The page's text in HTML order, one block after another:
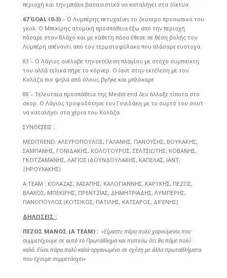
περιοχή και την μπάλα βασανιστικά να καταλήγει στα δίκτυα
67΄GOAL(0-3)– Ο Λυμπέρης πετυχαίνει το δεύτερο προσωπικό του
γκολ. Ο Μπεκίρης ατομική προσπάθεια έξω από την περιοχή
πάσαρε στον Βλάχο και με κάθετη πάσα έθεσε σε θέση βολής τον
Λυμπέρη απέναντι από τον τερματοφύλακα που πλάσαρε ευστοχα
83΄ – Ο Λάγιος ανέλαβε την εκτέλεση πλαγίου με στόχο συμπαίκτη
του αλλά τελικά πήρε το κόρνερ. Ο Ιαντ στην εκτέλεση με τον
Κολάζα πιο ψηλά από όλους βγήκε και μπλόκαρε
88΄ – Τελευταία προσπάθεια της Meditrend δεν άλλαξε τίποτα στο
σκορ. Ο Λάγιος τροφοδότησε τον Γονιδάκη με το συρτό του σουτ
να καταλήγει στα χέρια του Κολάζα
ΣΥΝΘΕΣΕΙΣ :
MEDITREND: ΑΛΕΥΡΟΠΟΥΛΟΣ, ΓΑΛΑΝΗΣ, ΠΑΝΟΥΣΗΣ, ΒΟΥΚΑΚΗΣ,
ΣΑΜΠΑΝΗΣ, ΓΟΝΙΔΑΚΗΣ, ΚΟΛΟΤΟΥΡΟΣ, ΣΕΛΤΣΙΩΤΗΣ, ΚΟΒΑΝΗΣ,
ΓΚΟΤΖΑΜΑΝΗΣ, ΛΑΓΙΟΣ (ΔΟΥΝΔΟΥΛΑΚΗΣ, ΚΑΠΕΛΑΣ, ΙΑΝΤ,
ΞΗΡΟΥΧΑΚΗΣ)
Α ΤΕΑΜ : ΚΟΛΑΖΑΣ, ΧΑΣΑΠΗΣ, ΚΑΛΟΓΙΑΝΝΗΣ, ΚΑΡΥΚΗΣ, ΠΕΖΟΣ,
ΒΛΑΧΟΣ, ΜΠΕΚΙΡΗΣ, ΠΡΕΝΤΖΙΑΣ, ΔΗΜΗΤΡΙΑΔΗΣ, ΛΥΜΠΕΡΗΣ,
ΠΑΝΟΠΟΥΛΟΣ (ΚΟΤΣΙΚΟΣ, ΠΑΤΙΛΗΣ, ΚΑΤΣΑΡΟΣ, ΔΙΓΕΝΗΣ)
ΔΗΛΩΣΕΙΣ :
ΠΕΖΟΣ ΜΑΝΟΣ (Α ΤΕΑΜ) : «Είμαστε πάρα πολύ χαρούμενοι που
συμμετέχουμε σε αυτό το Πρωτάθλημα και πιστεύω ότι θα πάμε πολύ
καλά. Είναι πάρα πολύ καλά οργανωμένο σε σχέση με άλλα πρωταθλήματα
που έχουμε συμμετάσχει»